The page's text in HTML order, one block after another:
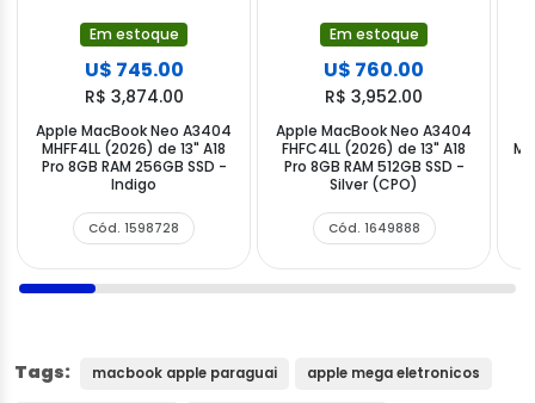
Em estoque
U$ 745.00
R$ 3,874.00
Apple MacBook Neo A3404
MHFF4LL (2026) de 13" A18
Pro 8GB RAM 256GB SSD -
Indigo
Cód. 1598728
Em estoque
U$ 760.00
R$ 3,952.00
Apple MacBook Neo A3404
FHFC4LL (2026) de 13" A18
Pro 8GB RAM 512GB SSD -
Silver (CPO)
Cód. 1649888
Tags: macbook apple paraguai apple mega eletronicos